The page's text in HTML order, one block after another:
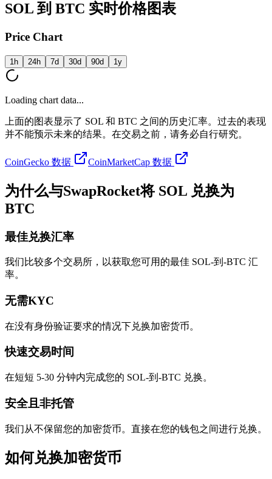
SOL 到 BTC 实时价格图表
Price Chart
1h 24h 7d 30d 90d 1y
Loading chart data...
上面的图表显示了 SOL 和 BTC 之间的历史汇率。过去的表现
并不能预示未来的结果。在交易之前，请务必自行研究。
CoinGecko 数据 CoinMarketCap 数据
为什么与SwapRocket将 SOL 兑换为
BTC
最佳兑换汇率
我们比较多个交易所，以获取您可用的最佳 SOL-到-BTC 汇
率。
无需KYC
在没有身份验证要求的情况下兑换加密货币。
快速交易时间
在短短 5-30 分钟内完成您的 SOL-到-BTC 兑换。
安全且非托管
我们从不保留您的加密货币。直接在您的钱包之间进行兑换。
如何兑换加密货币